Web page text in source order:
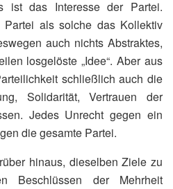
ist das Interesse der Partei.
Partei als solche das Kollektiv
auch nichts Abstraktes,
losgelöste „Idee“. Aber aus
schließlich auch die
Solidarität, Vertrauen der
Jedes Unrecht gegen ein
die gesamte Partei.
hinaus, dieselben Ziele zu
Beschlüssen der Mehrheit